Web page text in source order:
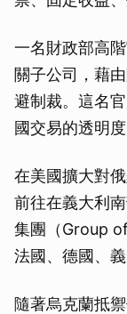
一名財政部高
關子公司，藉
避制裁。這名
國交易的透明
在美國擴大對
前往在義大利
集團（Group
法國、德國、
隨著烏克蘭抵